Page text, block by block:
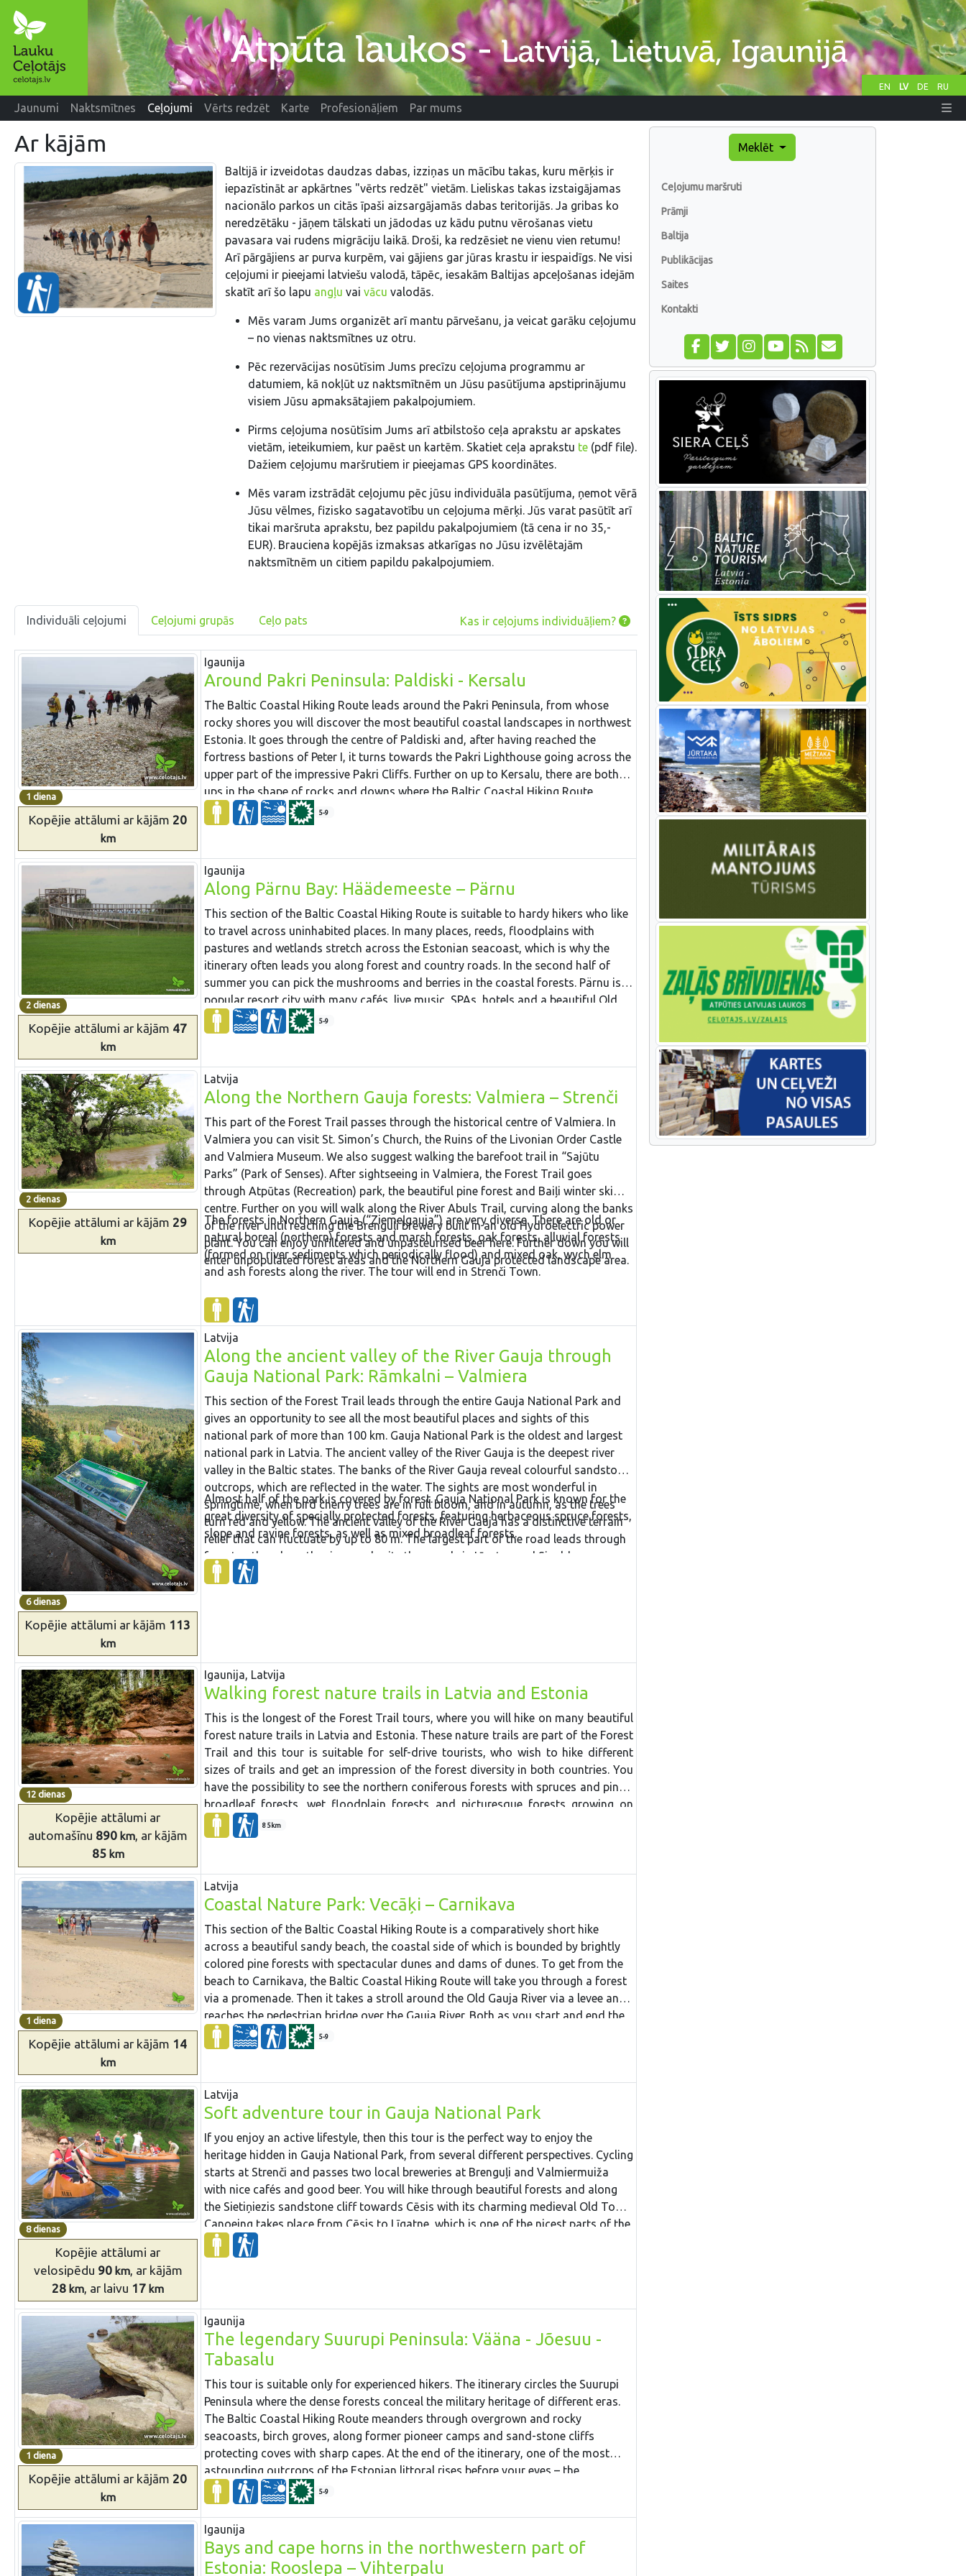
EN LV DE RU
Jaunumi Naktsmītnes Ceļojumi Vērts redzēt Karte Profesionāļiem Par mums
Ar kājām
Baltijā ir izveidotas daudzas dabas, izziņas un mācību takas, kuru mērķis ir
iepazīstināt ar apkārtnes "vērts redzēt" vietām. Lieliskas takas izstaigājamas
nacionālo parkos un citās īpaši aizsargājamās dabas teritorijās. Ja gribas ko
neredzētāku - jāņem tālskati un jādodas uz kādu putnu vērošanas vietu
pavasara vai rudens migrāciju laikā. Droši, ka redzēsiet ne vienu vien retumu!
Arī pārgājiens ar purva kurpēm, vai gājiens gar jūras krastu ir iespaidīgs. Ne visi
ceļojumi ir pieejami latviešu valodā, tāpēc, iesakām Baltijas apceļošanas idejām
skatīt arī šo lapu angļu vai vācu valodās.
Mēs varam Jums organizēt arī mantu pārvešanu, ja veicat garāku ceļojumu
– no vienas naktsmītnes uz otru.
Pēc rezervācijas nosūtīsim Jums precīzu ceļojuma programmu ar
datumiem, kā nokļūt uz naktsmītnēm un Jūsu pasūtījuma apstiprinājumu
visiem Jūsu apmaksātajiem pakalpojumiem.
Pirms ceļojuma nosūtīsim Jums arī atbilstošo ceļa aprakstu ar apskates
vietām, ieteikumiem, kur paēst un kartēm. Skatiet ceļa aprakstu te(pdf file).
Dažiem ceļojumu maršrutiem ir pieejamas GPS koordinātes.
Mēs varam izstrādāt ceļojumu pēc jūsu individuāla pasūtījuma, ņemot vērā
Jūsu vēlmes, fizisko sagatavotību un ceļojuma mērķi. Jūs varat pasūtīt arī
tikai maršruta aprakstu, bez papildu pakalpojumiem (tā cena ir no 35,-
EUR). Brauciena kopējās izmaksas atkarīgas no Jūsu izvēlētajām
naktsmītnēm un citiem papildu pakalpojumiem.
Individuāli ceļojumi Ceļojumi grupās Ceļo pats Kas ir ceļojums individuāļiem?
1 diena
Kopējie attālumi ar kājām 20
km
Igaunija
Around Pakri Peninsula: Paldiski - Kersalu
The Baltic Coastal Hiking Route leads around the Pakri Peninsula, from whose
rocky shores you will discover the most beautiful coastal landscapes in northwest
Estonia. It goes through the centre of Paldiski and, after having reached the
fortress bastions of Peter I, it turns towards the Pakri Lighthouse going across the
upper part of the impressive Pakri Cliffs. Further on up to Kersalu, there are both
ups in the shape of rocks and downs where the Baltic Coastal Hiking Route
meanders along a sandy and rocky seacoast and a beautiful pine forest.
5-9
2 dienas
Kopējie attālumi ar kājām 47
km
Igaunija
Along Pärnu Bay: Häädemeeste – Pärnu
This section of the Baltic Coastal Hiking Route is suitable to hardy hikers who like
to travel across uninhabited places. In many places, reeds, floodplains with
pastures and wetlands stretch across the Estonian seacoast, which is why the
itinerary often leads you along forest and country roads. In the second half of
summer you can pick the mushrooms and berries in the coastal forests. Pärnu is a
popular resort city with many cafés, live music, SPAs, hotels and a beautiful Old
Town.
5-9
2 dienas
Kopējie attālumi ar kājām 29
km
Latvija
Along the Northern Gauja forests: Valmiera – Strenči
This part of the Forest Trail passes through the historical centre of Valmiera. In
Valmiera you can visit St. Simon’s Church, the Ruins of the Livonian Order Castle
and Valmiera Museum. We also suggest walking the barefoot trail in “Sajūtu
Parks” (Park of Senses). After sightseeing in Valmiera, the Forest Trail goes
through Atpūtas (Recreation) park, the beautiful pine forest and Baiļi winter ski
centre. Further on you will walk along the River Abuls Trail, curving along the banks
of the river until reaching the Brenguļi brewery built in an old Hydroelectric power
plant. You can enjoy unfiltered and unpasteurised beer here. Further down you will
enter unpopulated forest areas and the Northern Gauja protected landscape area.
The forests in Northern Gauja (“Ziemeļgauja”) are very diverse. There are old or
natural boreal (northern) forests and marsh forests, oak forests, alluvial forests
(formed on river sediments which periodically flood) and mixed oak, wych elm
and ash forests along the river. The tour will end in Strenči Town.
6 dienas
Kopējie attālumi ar kājām 113
km
Latvija
Along the ancient valley of the River Gauja through
Gauja National Park: Rāmkalni – Valmiera
This section of the Forest Trail leads through the entire Gauja National Park and
gives an opportunity to see all the most beautiful places and sights of this
national park of more than 100 km. Gauja National Park is the oldest and largest
national park in Latvia. The ancient valley of the River Gauja is the deepest river
valley in the Baltic states. The banks of the River Gauja reveal colourful sandstone
outcrops, which are reflected in the water. The sights are most wonderful in
springtime, when bird cherry trees are in full bloom, and in autumn, as the trees
turn red and yellow. The ancient valley of the River Gauja has a distinctive terrain
relief that can fluctuate by up to 80 m. The largest part of the road leads through
forest paths, along the river, and exits the woods in Līgatne and Sigulda.
Almost half of the park is covered by forest. Gauja National Park is known for the
great diversity of specially protected forests, featuring herbaceous spruce forests,
slope and ravine forests, as well as mixed broadleaf forests.
12 dienas
Kopējie attālumi ar
automašīnu 890 km, ar kājām
85km
Igaunija, Latvija
Walking forest nature trails in Latvia and Estonia
This is the longest of the Forest Trail tours, where you will hike on many beautiful
forest nature trails in Latvia and Estonia. These nature trails are part of the Forest
Trail and this tour is suitable for self-drive tourists, who wish to hike different
sizes of trails and get an impression of the forest diversity in both countries. You
have the possibility to see the northern coniferous forests with spruces and pines,
broadleaf forests, wet floodplain forests and picturesque forests growing on
slopes and ravines. You will also see the most interesting tourist sights in Latvia
and Estonia, which are close to the Forest Trail. In Latvia you will visit Sigulda, the
located in Gauja National Park. Then you will drive to the less populated eastern
part of Latvia – the Northern Gauja protected landscape area, Aluksne Town and
hike in the Korneti-Peļļi subglacial depression, one of the most impressive ravines
in Latvia. You can climb to Drusku castle mound – the highest and steepest of all
the castle mounds in Latvia, When entering Estonia, you will see the highest point
of the Baltics – Suur Munamagi Hill, where the observation tower is built. Further
on the tour will lead you to the River Piusa valley, Obinitsa, with the culture of Seto
people. You will hike in the historic Varska resort town, which is very close to the
Russian border. Then you will reach Tartu and Lake Peipsi, which is the 5th biggest
lake in Europe. You will hike in the Kurtna landscape reserve, see the Ontika
limestone cliff, Valaste waterfall – the highest in Estonia. Finally you will hike in
ends in Tallinn, where you can enjoy the medieval Old Town and many other
attractions.
85km
1 diena
Kopējie attālumi ar kājām 14
km
Latvija
Coastal Nature Park: Vecāķi – Carnikava
This section of the Baltic Coastal Hiking Route is a comparatively short hike
across a beautiful sandy beach, the coastal side of which is bounded by brightly
colored pine forests with spectacular dunes and dams of dunes. To get from the
beach to Carnikava, the Baltic Coastal Hiking Route will take you through a forest
via a promenade. Then it takes a stroll around the Old Gauja River via a levee and
reaches the pedestrian bridge over the Gauja River. Both as you start and end the
hike, it is nice to sit in one of the pubs and summer cafés located on Vecāķi beach
and in Carnikava.
5-9
8 dienas
Kopējie attālumi ar
velosipēdu 90km, ar kājām
28 km, ar laivu 17 km
Latvija
Soft adventure tour in Gauja National Park
If you enjoy an active lifestyle, then this tour is the perfect way to enjoy the
heritage hidden in Gauja National Park, from several different perspectives. Cycling
starts at Strenči and passes two local breweries at Brenguļi and Valmiermuiža
with nice cafés and good beer. You will hike through beautiful forests and along
the Sietiņiezis sandstone cliff towards Cēsis with its charming medieval Old Town.
Canoeing takes place from Cēsis to Līgatne, which is one of the nicest parts of the
River Gauja with its sandstone banks, remote farmsteads and old fashioned
water-powered ferry. Līgatne historic centre is connected with the development of
see local wild animals in a forest setting. At the end you will cycle from Līgatne to
Sigulda, which is one of the most popular tourist sights in Latvia. You'll see the
Turaida and Sigulda medieval castles, Gutman’s Cave and other picturesque
views.
1 diena
Kopējie attālumi ar kājām 20
km
Igaunija
The legendary Suurupi Peninsula: Vääna - Jõesuu -
Tabasalu
This tour is suitable only for experienced hikers. The itinerary circles the Suurupi
Peninsula where the dense forests conceal the military heritage of different eras.
The Baltic Coastal Hiking Route meanders through overgrown and rocky
seacoasts, birch groves, along former pioneer camps and sand-stone cliffs
protecting coves with sharp capes. At the end of the itinerary, one of the most
astounding outcrops of the Estonian littoral rises before your eyes – the
Rannamõisa Cliffs, which gives views of Kakumäe Bay and Peninsula and the
towers of Tallinn’s Old Town
5-9
Igaunija
Bays and cape horns in the northwestern part of
Estonia: Rooslepa – Vihterpalu
Meklēt
Ceļojumu maršruti
Prāmji
Baltija
Publikācijas
Saites
Kontakti